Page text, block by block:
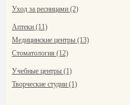
Уход за ресницами (2)
Аптеки (11)
Медицинские центры (13)
Стоматология (12)
Учебные центры (1)
Творческие студии (1)